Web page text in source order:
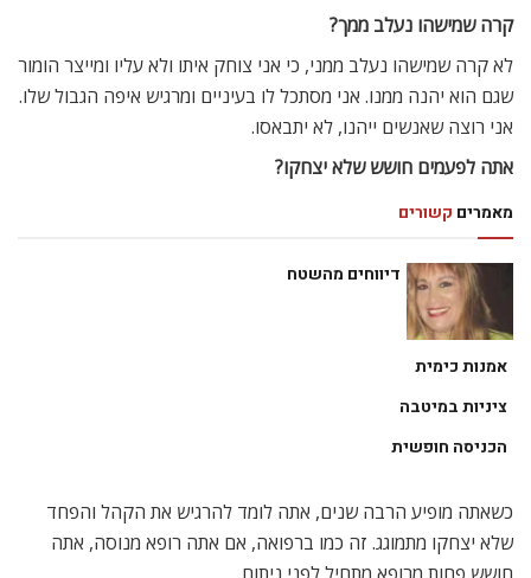
קרה שמישהו נעלב ממך?
לא קרה שמישהו נעלב ממני, כי אני צוחק איתו ולא עליו ומייצר הומור
שגם הוא יהנה ממנו. אני מסתכל לו בעיניים ומרגיש איפה הגבול שלו.
אני רוצה שאנשים ייהנו, לא יתבאסו.
אתה לפעמים חושש שלא יצחקו?
מאמרים קשורים
דיווחים מהשטח
אמנות כימית
ציניות במיטבה
הכניסה חופשית
כשאתה מופיע הרבה שנים, אתה לומד להרגיש את הקהל והפחד
שלא יצחקו מתמוגג. זה כמו ברפואה, אם אתה רופא מנוסה, אתה
חושש פחות מרופא מתחיל לפני ניתוח.